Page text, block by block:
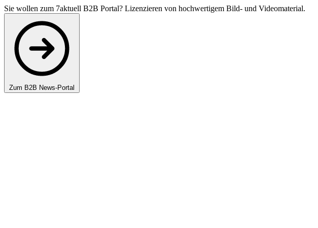
Sie wollen zum 7aktuell B2B Portal? Lizenzieren von hochwertigem Bild- und Videomaterial.
Zum B2B News-Portal